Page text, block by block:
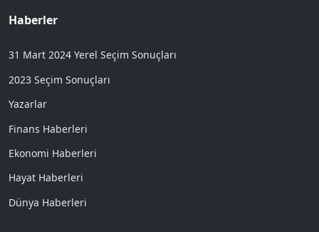
Haberler
31 Mart 2024 Yerel Seçim Sonuçları
2023 Seçim Sonuçları
Yazarlar
Finans Haberleri
Ekonomi Haberleri
Hayat Haberleri
Dünya Haberleri